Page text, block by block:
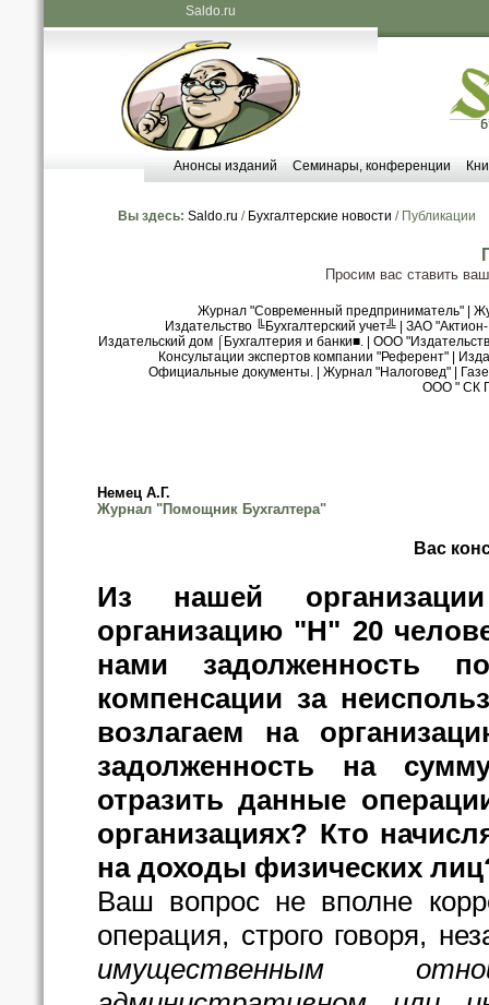
Saldo.ru
Анонсы изданий Семинары, конференции
Вы здесь: Saldo.ru / Бухгалтерские новости / Публикации
Просим вас ставить
Журнал "Современный предприниматель"|
Издательство ╚Бухгалтерский учет╩| ЗАО
Издательский дом ⌠Бухгалтерия и банки■.| ООО
Консультации экспертов компании "Референт"
Официальные документы.
Журнал "Налоговед"
ООО " СК
Немец А.Г.
Журнал "Помощник Бухгалтера"
Вас
Из нашей
организацию "Н" 20
нами задолженность
компенсации за
возлагаем на
задолженность на
отразить данные
организациях? Кто
на доходы физических
Ваш вопрос не вполне
операция, строго говоря,
имущественным